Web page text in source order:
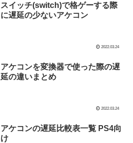
スイッチ(switch)で格ゲーする際
に遅延の少ないアケコン
2022.03.24
アケコンを変換器で使った際の遅
延の違いまとめ
2022.03.24
アケコンの遅延比較表一覧 PS4向
け